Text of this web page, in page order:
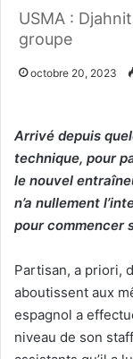
USMA :
groupe
octobre 20, 2023
Arrivé depuis
technique, pour
le nouvel
n’a nullement
pour commencer
Partisan, a priori,
aboutissent aux
espagnol a
niveau de son